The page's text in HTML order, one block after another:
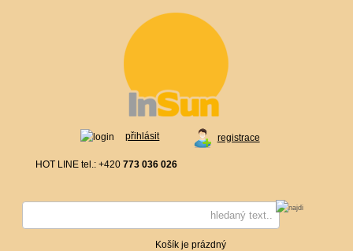
registrace
přihlásit
HOT LINE tel.: +420 773 036 026
Košík je prázdný